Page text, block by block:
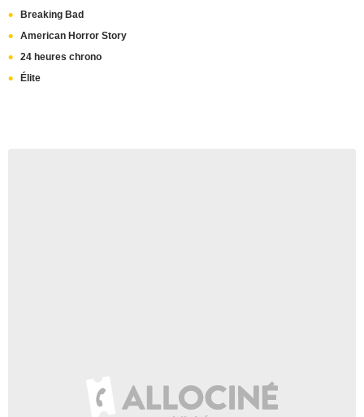
Breaking Bad
American Horror Story
24 heures chrono
Élite